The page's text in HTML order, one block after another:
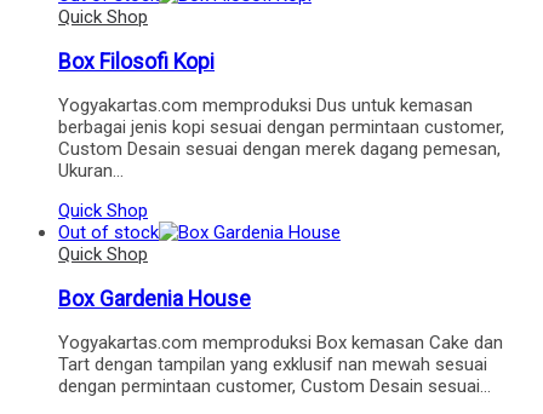
Quick Shop
Box Filosofi Kopi
Yogyakartas.com memproduksi Dus untuk kemasan
berbagai jenis kopi sesuai dengan permintaan customer,
Custom Desain sesuai dengan merek dagang pemesan,
Ukuran…
Quick Shop
Out of stock
Quick Shop
Box Gardenia House
Yogyakartas.com memproduksi Box kemasan Cake dan
Tart dengan tampilan yang exklusif nan mewah sesuai
dengan permintaan customer, Custom Desain sesuai…